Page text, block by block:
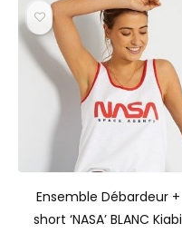
Ensemble Débardeur +
short ‘NASA’ BLANC Kiabi